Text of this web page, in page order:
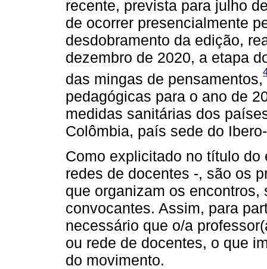
recente, prevista para julho
de ocorrer presencialmente
desdobramento da edição,
dezembro de 2020, a etapa
das mingas de pensamentos,
pedagógicas para o ano de
medidas sanitárias dos
Colômbia, país sede do
Como explicitado no título
redes de docentes -, são os
que organizam os
convocantes. Assim, para
necessário que o/a
ou rede de docentes, o que
do movimento.